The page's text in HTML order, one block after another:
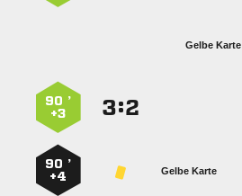
Gelbe Karte
:
90 ’
+3
Gelbe Karte
90 ’
+4